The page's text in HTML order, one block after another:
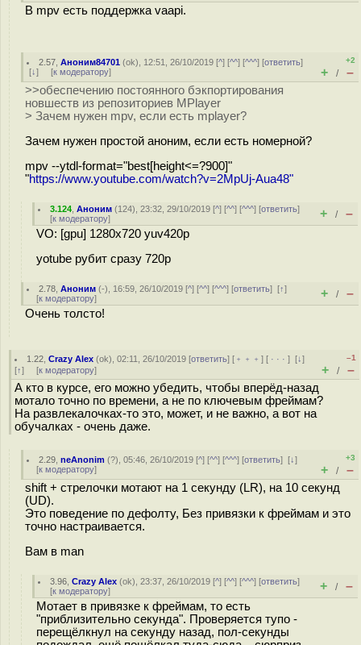
В mpv есть поддержка vaapi.
2.57 ,Аноним84701 (ok), 12:51, 26/10/2019 [^] [^^] [^^^] [ответить]
[↓] [к модератору]
+2
+ / –
>>обеспечению постоянного бэкпортирования
новшеств из репозиториев MPlayer
> Зачем нужен mpv, если есть mplayer?
Зачем нужен простой аноним, если есть номерной?
mpv --ytdl-format="best[height<=?900]"
"https://www.youtube.com/watch?v=2MpUj-Aua48"
3.124 ,Аноним (124), 23:32, 29/10/2019 [^] [^^] [^^^] [ответить]
[к модератору] + / –
VO: [gpu] 1280x720 yuv420p
yotube рубит сразу 720p
2.78 ,Аноним (-), 16:59, 26/10/2019 [^] [^^] [^^^] [ответить][↑]
[к модератору] + / –
Очень толсто!
1.22 ,Crazy Alex (ok), 02:11, 26/10/2019 [ответить] [ ﹢﹢﹢] [ · · ·][↓]
[↑] [к модератору]
–1
+ / –
А кто в курсе, его можно убедить, чтобы вперёд-назад
мотало точно по времени, а не по ключевым фреймам?
На развлекалочках-то это, может, и не важно, а вот на
обучалках - очень даже.
2.29 ,neAnonim (?), 05:46, 26/10/2019 [^] [^^] [^^^] [ответить][↓]
[к модератору]
+3
+ / –
shift + стрелочки мотают на 1 секунду (LR), на 10 секунд
(UD).
Это поведение по дефолту, Без привязки к фреймам и это
точно настраивается.
Вам в man
3.96 ,Crazy Alex (ok), 23:37, 26/10/2019 [^] [^^] [^^^] [ответить]
[к модератору] + / –
Мотает в привязке к фреймам, то есть
"приблизительно секунда". Проверяется тупо -
перещёлкнул на секунду назад, пол-секунды